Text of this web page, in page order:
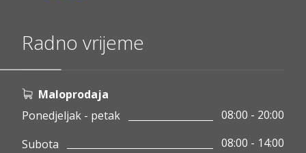
Radno vrijeme
Maloprodaja
Ponedjeljak - petak
08:00 - 20:00
Subota
08:00 - 14:00